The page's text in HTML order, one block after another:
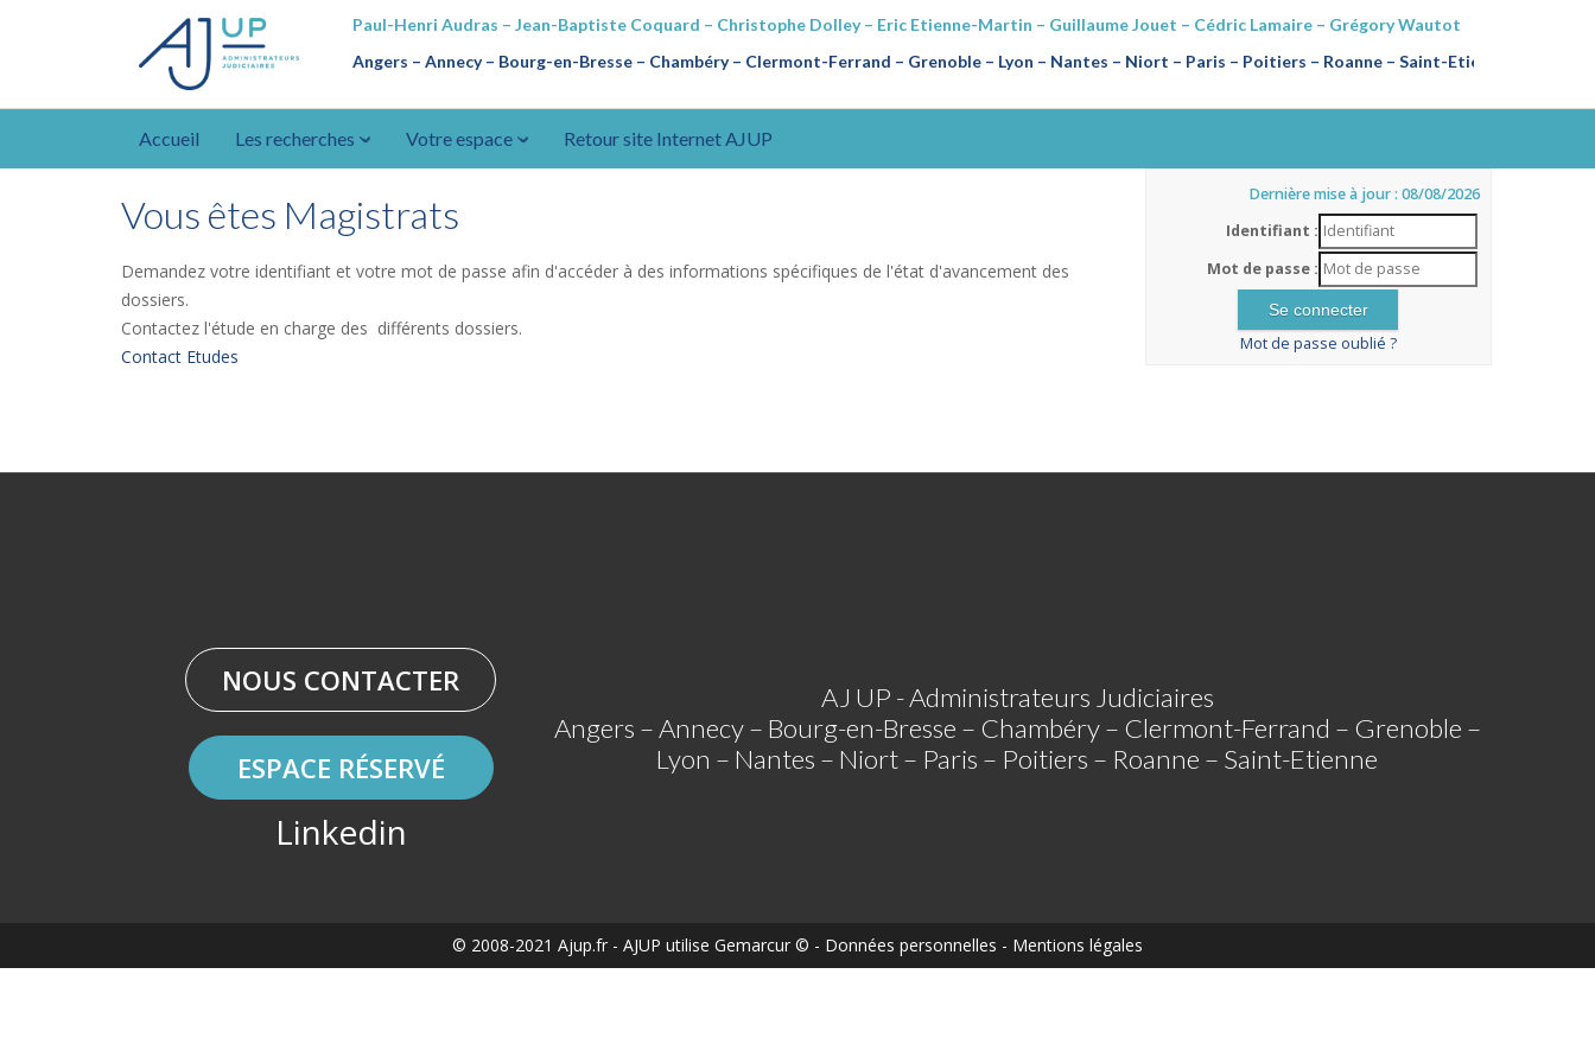
Paul-Henri Audras – Jean-Baptiste Coquard – Christophe Dolley – Eric Etienne-Martin – Guillaume Jouet – Cédric Lamaire – Grégory Wautot
Angers – Annecy– Bourg-en-Bresse – Chambéry – Clermont-Ferrand – Grenoble – Lyon – Nantes – Niort – Paris – Poitiers – Roanne – Saint-Etienne
Accueil Les recherches Votre espace Retour site Internet AJUP
Vous êtes Magistrats
Demandez votre identifiant et votre mot de passe afin d'accéder à des informations spécifiques de l'état d'avancement des
dossiers.
Contactez l'étude en charge des différents dossiers.
Contact Etudes
Dernière mise à jour : 08/08/2026
Identifiant :
Mot de passe :
Mot de passe oublié ?
NOUS CONTACTER
ESPACE RÉSERVÉ
Linkedin
AJ UP - Administrateurs Judiciaires
Angers – Annecy – Bourg-en-Bresse – Chambéry – Clermont-Ferrand – Grenoble –
Lyon – Nantes – Niort – Paris – Poitiers – Roanne – Saint-Etienne
© 2008-2021 Ajup.fr - AJUP utilise Gemarcur © - Données personnelles - Mentions légales